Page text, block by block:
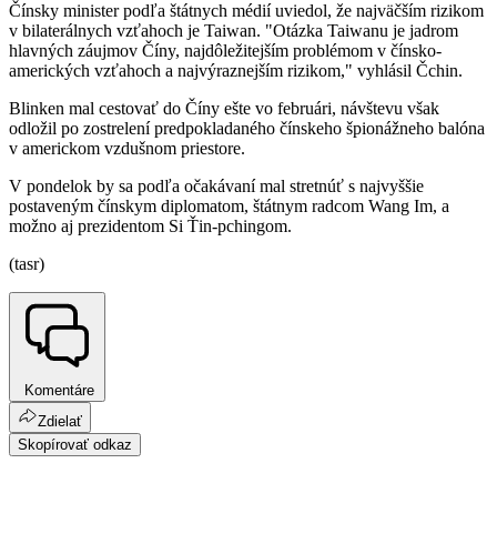
Čínsky minister podľa štátnych médií uviedol, že najväčším rizikom
v bilaterálnych vzťahoch je Taiwan. "Otázka Taiwanu je jadrom
hlavných záujmov Číny, najdôležitejším problémom v čínsko-
amerických vzťahoch a najvýraznejším rizikom," vyhlásil Čchin.
Blinken mal cestovať do Číny ešte vo februári, návštevu však
odložil po zostrelení predpokladaného čínskeho špionážneho balóna
v americkom vzdušnom priestore.
V pondelok by sa podľa očakávaní mal stretnúť s najvyššie
postaveným čínskym diplomatom, štátnym radcom Wang Im, a
možno aj prezidentom Si Ťin-pchingom.
(tasr)
Komentáre
Zdielať
Skopírovať odkaz